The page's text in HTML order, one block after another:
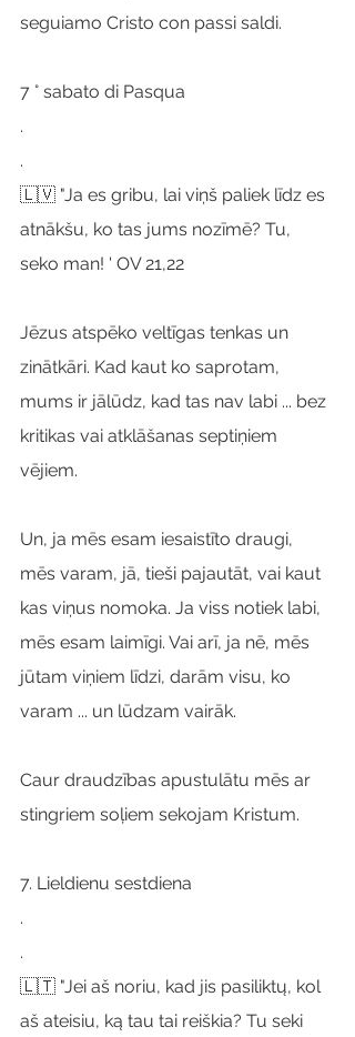
seguiamo Cristo con passi saldi.
7 ° sabato di Pasqua
.
.
🇱🇻 "Ja es gribu, lai viņš paliek līdz es
atnākšu, ko tas jums nozīmē? Tu,
seko man! ' OV 21,22
Jēzus atspēko veltīgas tenkas un
zinātkāri. Kad kaut ko saprotam,
mums ir jālūdz, kad tas nav labi ... bez
kritikas vai atklāšanas septiņiem
vējiem.
Un, ja mēs esam iesaistīto draugi,
mēs varam, jā, tieši pajautāt, vai kaut
kas viņus nomoka. Ja viss notiek labi,
mēs esam laimīgi. Vai arī, ja nē, mēs
jūtam viņiem līdzi, darām visu, ko
varam ... un lūdzam vairāk.
Caur draudzības apustulātu mēs ar
stingriem soļiem sekojam Kristum.
7. Lieldienu sestdiena
.
.
🇱🇹 "Jei aš noriu, kad jis pasiliktų, kol
aš ateisiu, ką tau tai reiškia? Tu seki